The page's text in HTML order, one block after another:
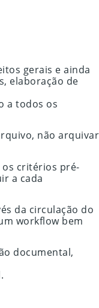
gerais e ainda
elaboração de
a todos os
não arquivar
os critérios pré-
a cada
da circulação do
workflow bem
documental,